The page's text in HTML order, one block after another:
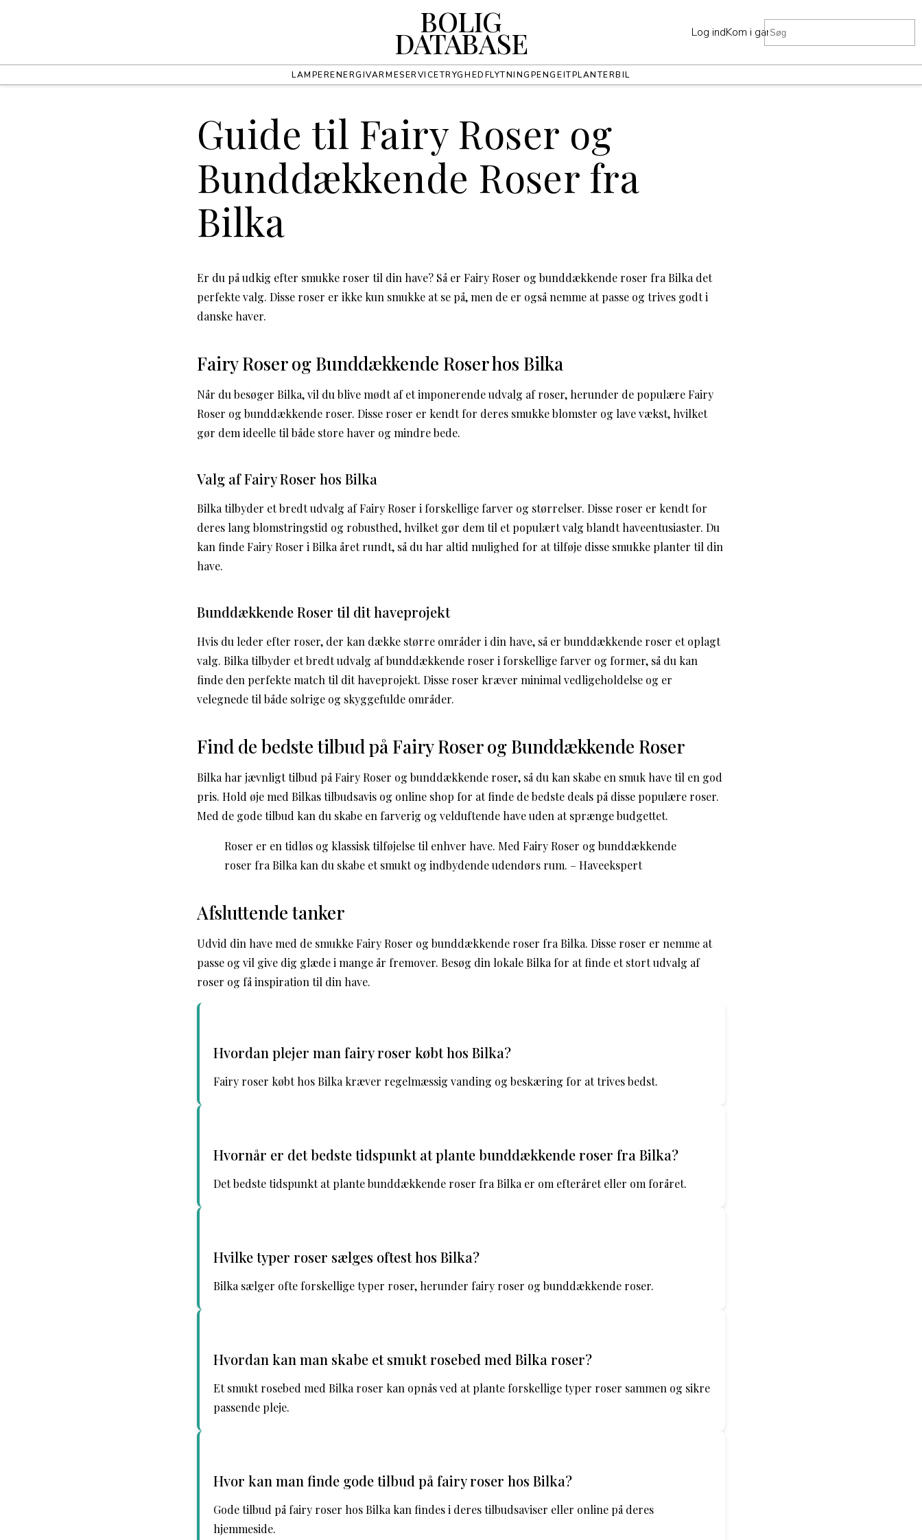
BOLIG
DATABASE Log indKom i gang
LAMPERENERGIVARMESERVICETRYGHEDFLYTNINGPENGEITPLANTERBIL
Guide til Fairy Roser og
Bunddækkende Roser fra
Bilka
Er du på udkig efter smukke roser til din have? Så er Fairy Roser og bunddækkende roser fra Bilka det
perfekte valg. Disse roser er ikke kun smukke at se på, men de er også nemme at passe og trives godt i
danske haver.
Fairy Roser og Bunddækkende Roser hos Bilka
Når du besøger Bilka, vil du blive mødt af et imponerende udvalg af roser, herunder de populære Fairy
Roser og bunddækkende roser. Disse roser er kendt for deres smukke blomster og lave vækst, hvilket
gør dem ideelle til både store haver og mindre bede.
Valg af Fairy Roser hos Bilka
Bilka tilbyder et bredt udvalg af Fairy Roser i forskellige farver og størrelser. Disse roser er kendt for
deres lang blomstringstid og robusthed, hvilket gør dem til et populært valg blandt haveentusiaster. Du
kan finde Fairy Roser i Bilka året rundt, så du har altid mulighed for at tilføje disse smukke planter til din
have.
Bunddækkende Roser til dit haveprojekt
Hvis du leder efter roser, der kan dække større områder i din have, så er bunddækkende roser et oplagt
valg. Bilka tilbyder et bredt udvalg af bunddækkende roser i forskellige farver og former, så du kan
finde den perfekte match til dit haveprojekt. Disse roser kræver minimal vedligeholdelse og er
velegnede til både solrige og skyggefulde områder.
Find de bedste tilbud på Fairy Roser og Bunddækkende Roser
Bilka har jævnligt tilbud på Fairy Roser og bunddækkende roser, så du kan skabe en smuk have til en god
pris. Hold øje med Bilkas tilbudsavis og online shop for at finde de bedste deals på disse populære roser.
Med de gode tilbud kan du skabe en farverig og velduftende have uden at sprænge budgettet.
Roser er en tidløs og klassisk tilføjelse til enhver have. Med Fairy Roser og bunddækkende
roser fra Bilka kan du skabe et smukt og indbydende udendørs rum. – Haveekspert
Afsluttende tanker
Udvid din have med de smukke Fairy Roser og bunddækkende roser fra Bilka. Disse roser er nemme at
passe og vil give dig glæde i mange år fremover. Besøg din lokale Bilka for at finde et stort udvalg af
roser og få inspiration til din have.
Hvordan plejer man fairy roser købt hos Bilka?
Fairy roser købt hos Bilka kræver regelmæssig vanding og beskæring for at trives bedst.
Hvornår er det bedste tidspunkt at plante bunddækkende roser fra Bilka?
Det bedste tidspunkt at plante bunddækkende roser fra Bilka er om efteråret eller om foråret.
Hvilke typer roser sælges oftest hos Bilka?
Bilka sælger ofte forskellige typer roser, herunder fairy roser og bunddækkende roser.
Hvordan kan man skabe et smukt rosebed med Bilka roser?
Et smukt rosebed med Bilka roser kan opnås ved at plante forskellige typer roser sammen og sikre
passende pleje.
Hvor kan man finde gode tilbud på fairy roser hos Bilka?
Gode tilbud på fairy roser hos Bilka kan findes i deres tilbudsaviser eller online på deres
hjemmeside.